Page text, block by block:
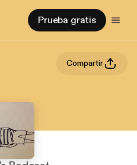
Prueba gratis
Compartir